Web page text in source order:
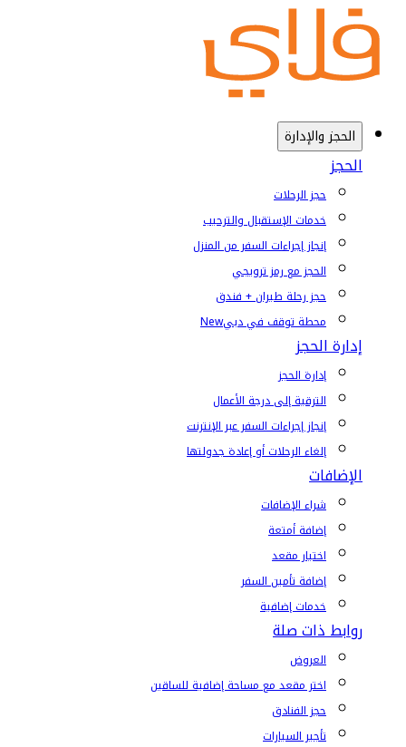
الحجز والإدارة
الحجز
حجز الرحلات
خدمات الإستقبال والترحيب
إنجاز إجراءات السفر من المنزل
الحجز مع رمز ترويجي
حجز رحلة طيران + فندق
محطة توقف في دبيNew
إدارة الحجز
إدارة الحجز
الترقية إلى درجة الأعمال
إنجاز إجراءات السفر عبر الإنترنت
إلغاء الرحلات أو إعادة جدولتها
الإضافات
شراء الإضافات
إضافة أمتعة
اختيار مقعد
إضافة تأمين السفر
خدمات إضافية
روابط ذات صلة
العروض
اختر مقعد مع مساحة إضافية للساقين
حجز الفنادق
تأجير السيارات